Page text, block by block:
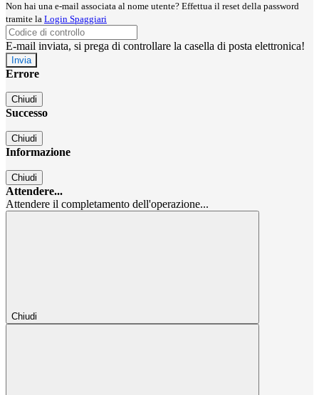
Non hai una e-mail associata al nome utente? Effettua il reset della password
tramite la Login Spaggiari
E-mail inviata, si prega di controllare la casella di posta elettronica!
Errore
Chiudi
Successo
Chiudi
Informazione
Chiudi
Attendere...
Attendere il completamento dell'operazione...
Chiudi